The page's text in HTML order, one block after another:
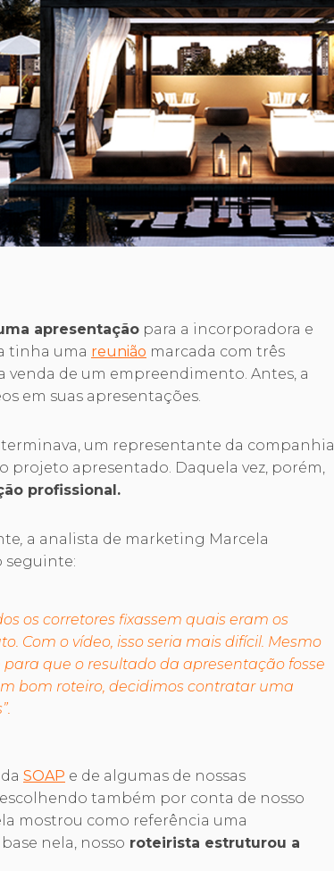
apresentação para a incorporadora e
tinha uma reunião marcada com três
venda de um empreendimento. Antes, a
em suas apresentações.
um representante da companhia
projeto apresentado. Daquela vez, porém,
profissional.
, a analista de marketing Marcela
seguinte:
os corretores fixassem quais eram os
Com o vídeo, isso seria mais difícil. Mesmo
que o resultado da apresentação fosse
bom roteiro, decidimos contratar uma
SOAP e de algumas de nossas
também por conta de nosso
mostrou como referência uma
nela, nosso roteirista estruturou a